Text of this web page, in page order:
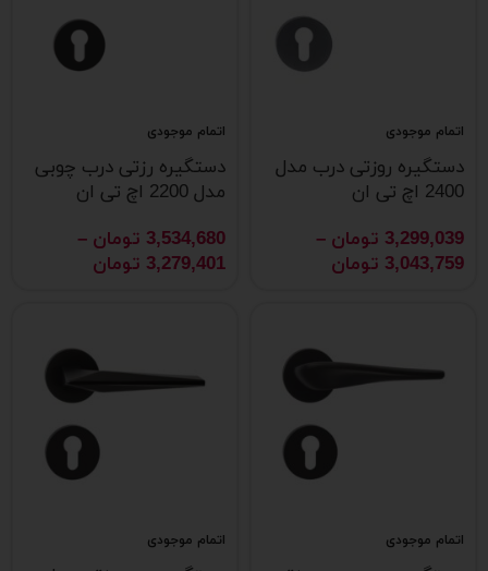
اتمام موجودی
دستگیره روزتی درب مدل
2400 اچ تی ان
3,299,039 تومان –
3,043,759 تومان
اتمام موجودی
دستگیره رزتی درب چوبی
مدل 2200 اچ تی ان
3,534,680 تومان –
3,279,401 تومان
اتمام موجودی اتمام موجودی